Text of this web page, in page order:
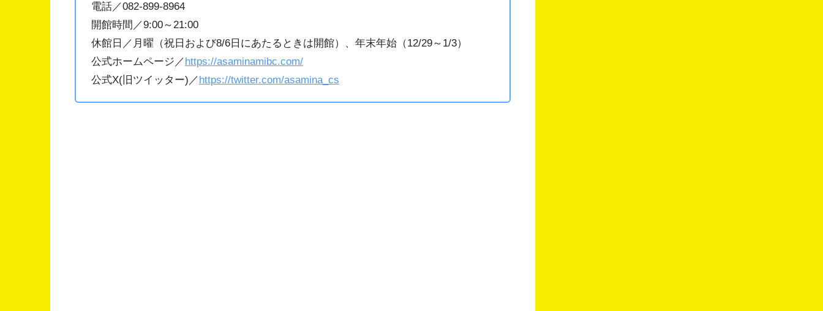
電話／082-899-8964
開館時間／9:00～21:00
休館日／月曜（祝日および8/6日にあたるときは開館）、年末年始（12/29～1/3）
公式ホームページ／https://asaminamibc.com/
公式X(旧ツイッター)／https://twitter.com/asamina_cs